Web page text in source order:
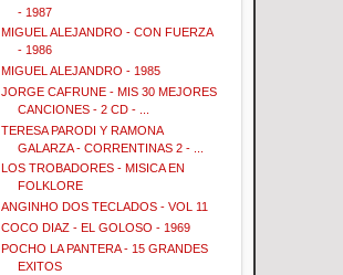
- 1987
MIGUEL ALEJANDRO - CON FUERZA
- 1986
MIGUEL ALEJANDRO - 1985
JORGE CAFRUNE - MIS 30 MEJORES
CANCIONES - 2 CD - ...
TERESA PARODI Y RAMONA
GALARZA - CORRENTINAS 2 - ...
LOS TROBADORES - MISICA EN
FOLKLORE
ANGINHO DOS TECLADOS - VOL 11
COCO DIAZ - EL GOLOSO - 1969
POCHO LA PANTERA - 15 GRANDES
EXITOS